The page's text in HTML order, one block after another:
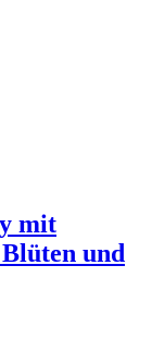
mit
und